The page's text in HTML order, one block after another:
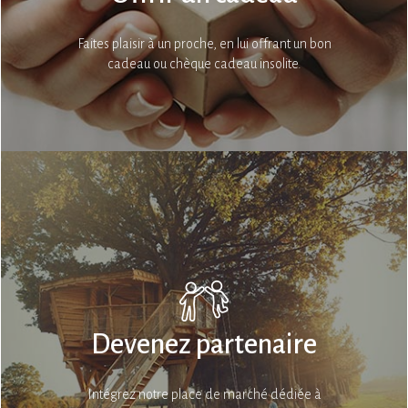
Faites plaisir à un proche, en lui offrant un bon
cadeau ou chèque cadeau insolite.
Devenez partenaire
Intégrez notre place de marché dédiée à